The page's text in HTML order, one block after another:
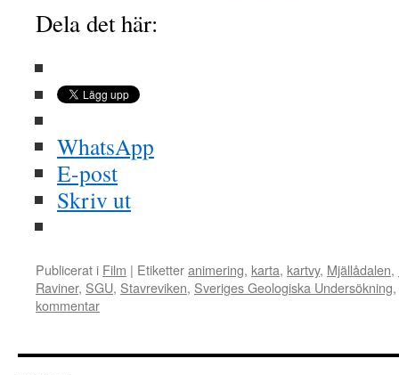
Dela det här:
WhatsApp
E-post
Skriv ut
Publicerat i Film | Etiketteranimering, karta, kartvy, Mjällådalen,
Raviner, SGU, Stavreviken, Sveriges Geologiska Undersökning,
kommentar